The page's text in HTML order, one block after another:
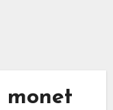
monet